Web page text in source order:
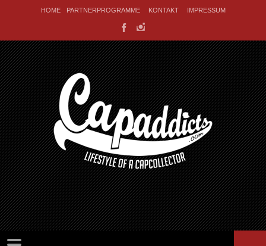
HOME PARTNERPROGRAMME KONTAKT IMPRESSUM